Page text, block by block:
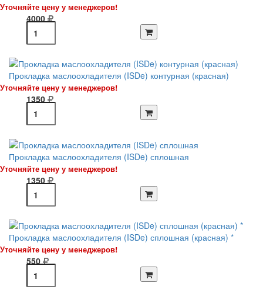
Уточняйте цену у менеджеров!
4000
Прокладка маслоохладителя (ISDe) контурная (красная)
Уточняйте цену у менеджеров!
1350
Прокладка маслоохладителя (ISDe) сплошная
Уточняйте цену у менеджеров!
1350
Прокладка маслоохладителя (ISDe) сплошная (красная) *
Уточняйте цену у менеджеров!
550